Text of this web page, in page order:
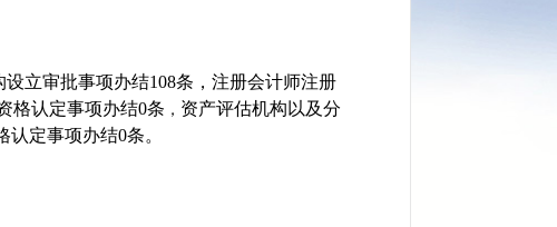
立审批事项办结108条， 注册会计师注册
格认定事项办结0条 ， 资产评估机构以及分
认定事项办结0条。